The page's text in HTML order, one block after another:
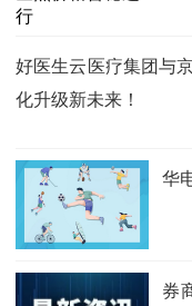
好医生云医疗集团与
化升级新未来！
华
券